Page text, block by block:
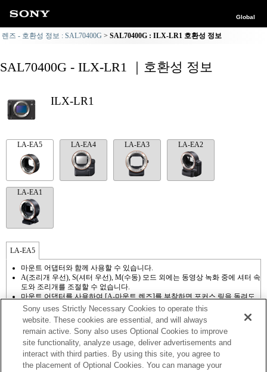
Global
렌즈 - 호환성 정보 : SAL70400G SAL70400G : ILX-LR1 호환성 정보
SAL70400G - ILX-LR1 ｜호환성 정보
ILX-LR1
LA-EA5 LA-EA4 LA-EA3 LA-EA2
LA-EA1
LA-EA5
마운트 어댑터와 함께 사용할 수 있습니다.
A(조리개 우선), S(셔터 우선), M(수동) 모드 외에는 동영상 녹화 중에 셔터 속
도와 조리개를 조절할 수 없습니다.
마운트 어댑터를 사용하여 [A-마운트 렌즈]를 부착하면 포커스 링을 돌려도
MF Assist 기능이 자동으로 작동하지 않습니다. "사용자 정의 키 설정"에서
[초점 확대] 기능 또는 [MF Assist] 기능을 원하는 키로 설정하여 이미지를 확
대할 수 있습니다.
Sony uses Strictly Necessary Cookies to operate this
website. These cookies are essential, and will always
remain active. Sony also uses Optional Cookies to improve
site functionality, analyze usage, deliver advertisements and
interact with third parties. By using this site, you agree to
the placement of Optional Cookies. You can manage your